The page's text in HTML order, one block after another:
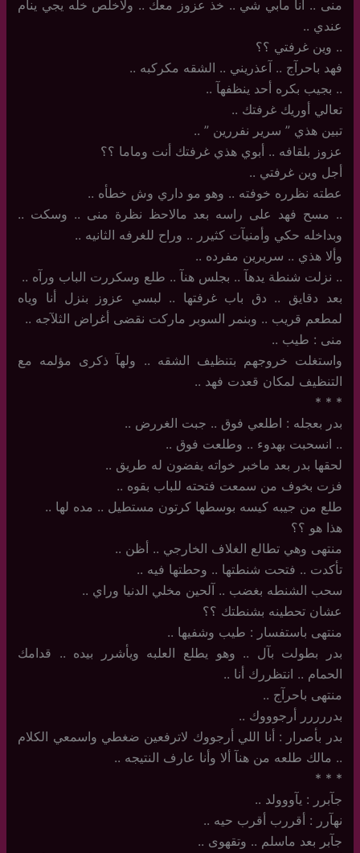
منى .. آنآ مآبي شي .. خذ عزوز معك .. ولاخلص خله يجي ينآم
عندي .. ‏
..‏ وين غرفتي ؟؟
فهد باحرآج .. آعذريني .. الشقه مكركبه ..
..‏ بجيب بكره أحد ينظفهآ ..
تعالي أوريك غرفتك ..
تبين هذي ” سرير نفررين ” ..
عزوز بلقافه .. أبوي هذي غرفتك أنت وماما ؟؟
أجل وين غرفتي ..
عطته نظرره خوفته .. وهو مو داري وش خطأه ..
..‏ مسح فهد على راسه بعد مالاحظ نظرة منى .. وسكت ..
وبداخله حكي وأمنيآت كثيرر .. وراح للغرفه الثانيه ..
وألا هذي .. سريرين مفرده ..
..‏ نزلت شنطة يدهآ .. بجلس هنآ .. طلع وسكررت الباب ورآه ..
بعد دقايق .. دق باب غرفتها .. لبسي عزوز بنزل أنا وياه
لمطعم قريب .. وبنمر السوبر ماركت نقضى أغراض الثلآجه .. ‏
منى : طيب ..
واستغلت خروجهم بتنظيف الشقه .. ولهآ ذكرى مؤلمه مع
التنظيف لمكان قعدت فهد ..
‏*‏ * *
بدر بعجله : اطلعي فوق .. جبت الغررض ..
..‏ انسحبت بهدوء .. وطلعت فوق ..
لحقها بدر بعد ماخبر خواته يفضون له طريق ..
فزت بخوف من سمعت فتحته للباب بقوه ..
طلع من جيبه كيسه بوسطها كرتون مستطيل .. مده لها ..
هذا هو ؟؟
منتهى وهي تطالع الغلاف الخارجي .. أظن ..
تأكدت .. فتحت شنطتها .. وحطتها فيه ..
سحب الشنطه بغضب .. آلحين مخلي الدنيا وراي ..
عشان تحطينه بشنطتك ؟؟
منتهى باستفسار : طيب وشفيها ..
بدر بطولت بآل .. وهو يطلع العلبه ويأشرر بيده .. قدامك
الحمام .. انتظررك أنا ..
منتهى باحرآج ..
بدررررر أرجوووك ..
بدر بأصرار : أنا اللي أرجووك لاترفعين ضغطي واسمعي الكلام
.. مالك طلعه من هنآ ألا وأنا عارف النتيجه ..
‏*‏ * *
جآبرر : يآووولد ..
نهآرر : أقررب أقرب حيه ..
جآبر بعد ماسلم .. وتقهوى ..